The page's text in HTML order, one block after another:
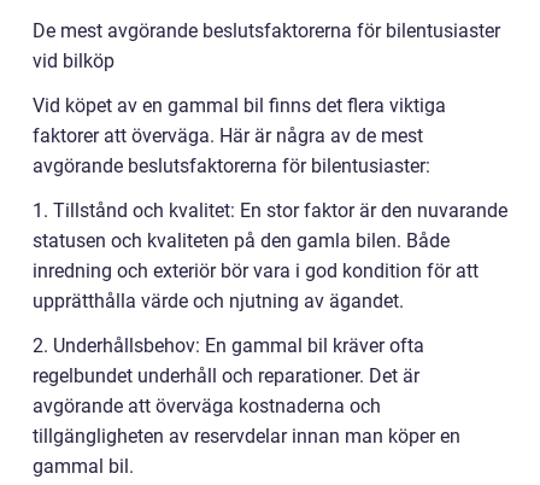
De mest avgörande beslutsfaktorerna för bilentusiaster
vid bilköp
Vid köpet av en gammal bil finns det flera viktiga
faktorer att överväga. Här är några av de mest
avgörande beslutsfaktorerna för bilentusiaster:
1. Tillstånd och kvalitet: En stor faktor är den nuvarande
statusen och kvaliteten på den gamla bilen. Både
inredning och exteriör bör vara i god kondition för att
upprätthålla värde och njutning av ägandet.
2. Underhållsbehov: En gammal bil kräver ofta
regelbundet underhåll och reparationer. Det är
avgörande att överväga kostnaderna och
tillgängligheten av reservdelar innan man köper en
gammal bil.